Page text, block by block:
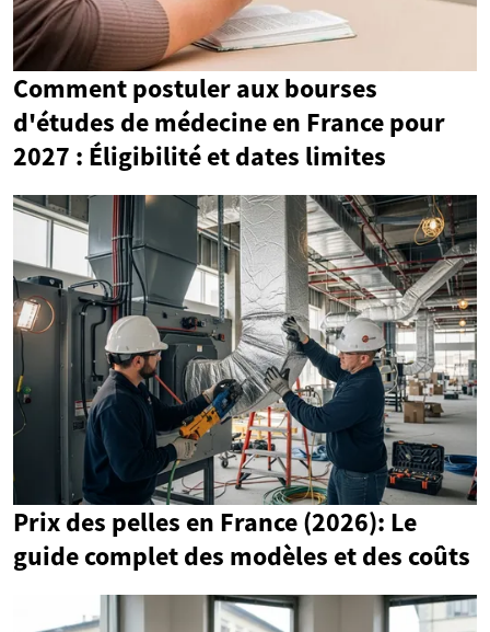
Comment postuler aux bourses
d'études de médecine en France pour
2027 : Éligibilité et dates limites
Prix des pelles en France (2026): Le
guide complet des modèles et des coûts